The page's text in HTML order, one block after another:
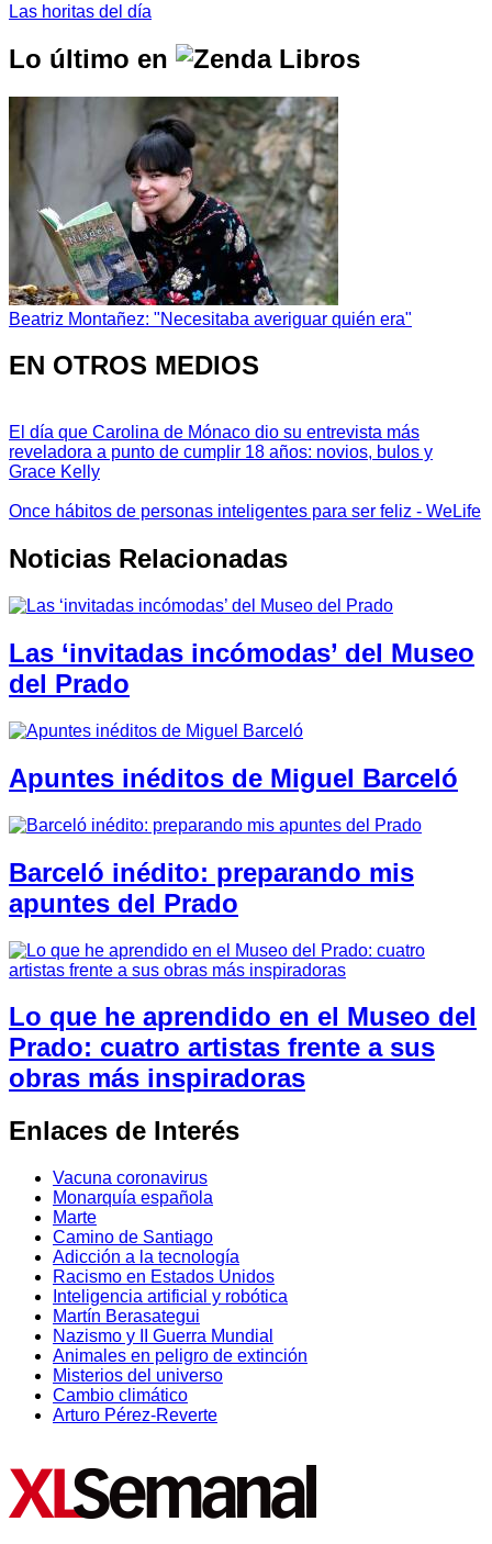
Las horitas del día
Lo último en
Beatriz Montañez: "Necesitaba averiguar quién era"
EN OTROS MEDIOS
El día que Carolina de Mónaco dio su entrevista más
reveladora a punto de cumplir 18 años: novios, bulos y
Grace Kelly
Once hábitos de personas inteligentes para ser feliz - WeLife
Noticias Relacionadas
Las ‘invitadas incómodas’ del Museo
del Prado
Apuntes inéditos de Miguel Barceló
Barceló inédito: preparando mis
apuntes del Prado
Lo que he aprendido en el Museo del
Prado: cuatro artistas frente a sus
obras más inspiradoras
Enlaces de Interés
Vacuna coronavirus
Monarquía española
Marte
Camino de Santiago
Adicción a la tecnología
Racismo en Estados Unidos
Inteligencia artificial y robótica
Martín Berasategui
Nazismo y II Guerra Mundial
Animales en peligro de extinción
Misterios del universo
Cambio climático
Arturo Pérez-Reverte